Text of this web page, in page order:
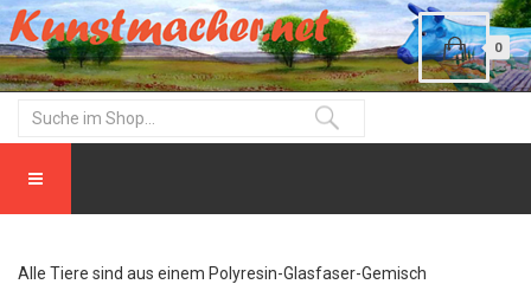
0
Alle Tiere sind aus einem Polyresin-Glasfaser-Gemisch